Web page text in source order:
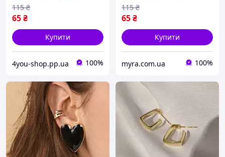
65₴
115 ₴
Купити
4you-shop.pp.ua 100%
65₴
115 ₴
Купити
myra.com.ua 100%